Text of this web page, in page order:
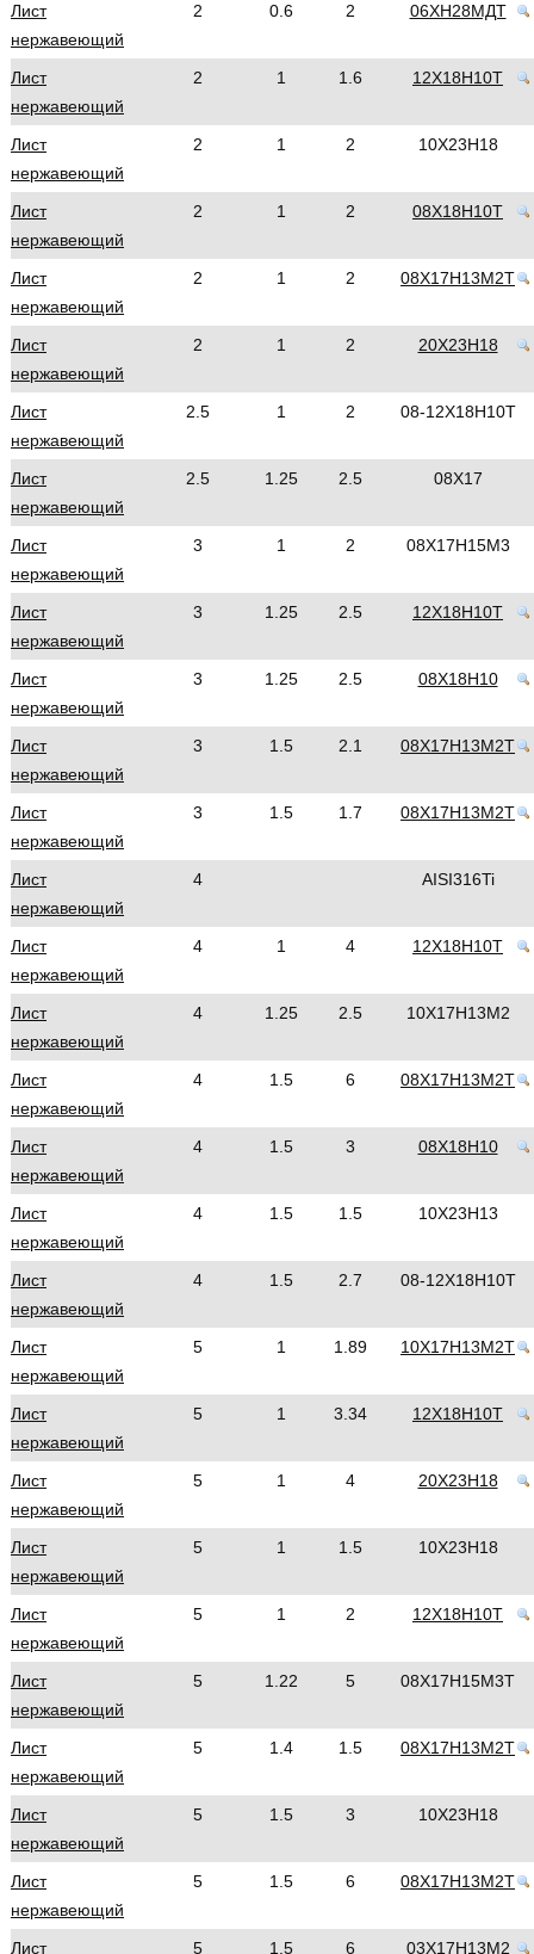
Лист
нержавеющий
2 0.6 2 06ХН28МДТ
Лист
нержавеющий
2 1 1.6 12Х18Н10Т
Лист
нержавеющий
2 1 2 10Х23Н18
Лист
нержавеющий
2 1 2 08Х18Н10Т
Лист
нержавеющий
2 1 2 08Х17Н13М2Т
Лист
нержавеющий
2 1 2 20Х23Н18
Лист
нержавеющий
2.5 1 2 08-12Х18Н10Т
Лист
нержавеющий
2.5 1.25 2.5 08Х17
Лист
нержавеющий
3 1 2 08Х17Н15М3
Лист
нержавеющий
3 1.25 2.5 12Х18Н10Т
Лист
нержавеющий
3 1.25 2.5 08Х18Н10
Лист
нержавеющий
3 1.5 2.1 08Х17Н13М2Т
Лист
нержавеющий
3 1.5 1.7 08Х17Н13М2Т
Лист
нержавеющий
4 AISI316Ti
Лист
нержавеющий
4 1 4 12Х18Н10Т
Лист
нержавеющий
4 1.25 2.5 10Х17Н13М2
Лист
нержавеющий
4 1.5 6 08Х17Н13М2Т
Лист
нержавеющий
4 1.5 3 08Х18Н10
Лист
нержавеющий
4 1.5 1.5 10Х23Н13
Лист
нержавеющий
4 1.5 2.7 08-12Х18Н10Т
Лист
нержавеющий
5 1 1.89 10Х17Н13М2Т
Лист
нержавеющий
5 1 3.34 12Х18Н10Т
Лист
нержавеющий
5 1 4 20Х23Н18
Лист
нержавеющий
5 1 1.5 10Х23Н18
Лист
нержавеющий
5 1 2 12Х18Н10Т
Лист
нержавеющий
5 1.22 5 08Х17Н15М3Т
Лист
нержавеющий
5 1.4 1.5 08Х17Н13М2Т
Лист
нержавеющий
5 1.5 3 10Х23Н18
Лист
нержавеющий
5 1.5 6 08Х17Н13М2Т
Лист 5 1.5 6 03Х17Н13М2